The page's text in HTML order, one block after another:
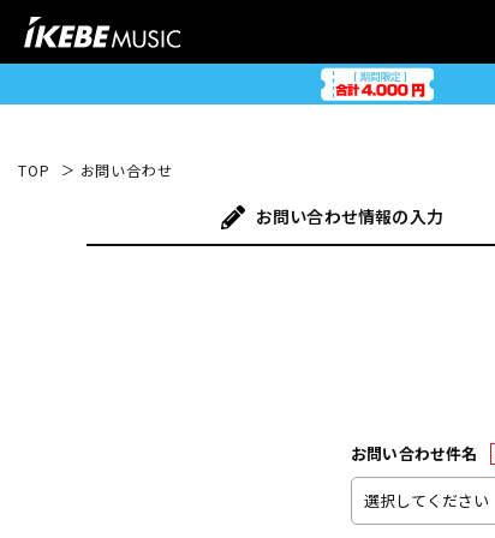
TOP お問い合わせ
お問い合わせ情報の入力
お問い合わせ件名